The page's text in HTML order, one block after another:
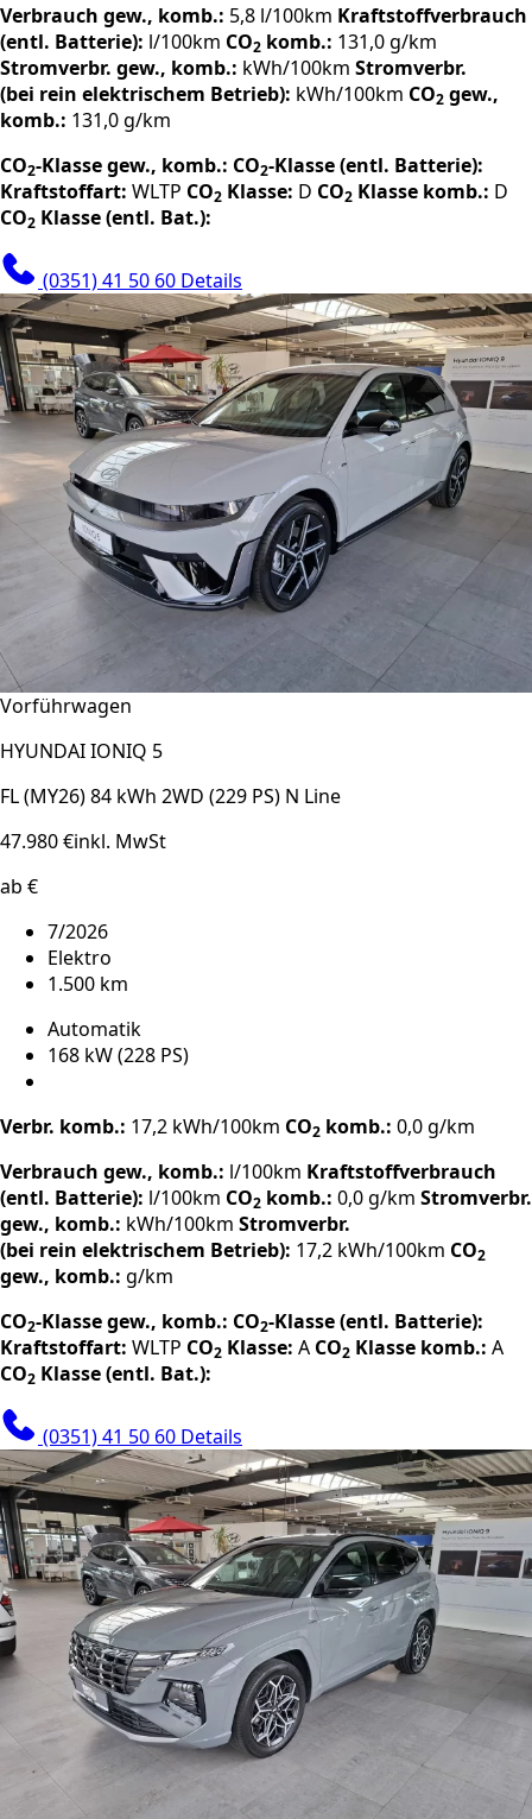
Verbrauch gew., komb.: 5,8 l/100km Kraftstoffverbrauch
(entl. Batterie): l/100km CO2 komb.: 131,0 g/km
Stromverbr. gew., komb.: kWh/100km Stromverbr.
(bei rein elektrischem Betrieb): kWh/100km CO2 gew.,
komb.: 131,0 g/km
CO2-Klasse gew., komb.: CO2-Klasse (entl. Batterie):
Kraftstoffart: WLTP CO2 Klasse: D CO2 Klasse komb.: D
CO2 Klasse (entl. Bat.):
(0351) 41 50 60 Details
Vorführwagen
HYUNDAI IONIQ 5
FL (MY26) 84 kWh 2WD (229 PS) N Line
47.980 €inkl. MwSt
ab €
7/2026
Elektro
1.500 km
Automatik
168 kW (228 PS)
Verbr. komb.: 17,2 kWh/100km CO2 komb.: 0,0 g/km
Verbrauch gew., komb.: l/100km Kraftstoffverbrauch
(entl. Batterie): l/100km CO2 komb.: 0,0 g/km Stromverbr.
gew., komb.: kWh/100km Stromverbr.
(bei rein elektrischem Betrieb): 17,2 kWh/100km CO2
gew., komb.: g/km
CO2-Klasse gew., komb.: CO2-Klasse (entl. Batterie):
Kraftstoffart: WLTP CO2 Klasse: A CO2 Klasse komb.: A
CO2 Klasse (entl. Bat.):
(0351) 41 50 60 Details